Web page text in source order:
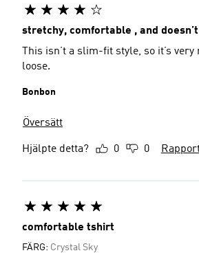
stretchy, comfortable , and
This isn’t a slim-fit style, so it’s
loose.
Bonbon
Översätt
Hjälpte detta? 0 0
comfortable tshirt
FÄRG: Crystal Sky